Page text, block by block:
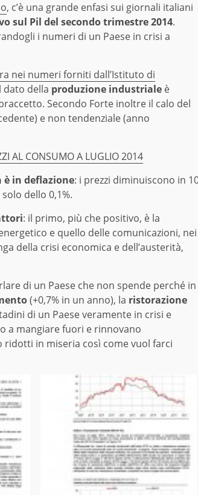
, c’è una grande enfasi sui giornali italiani
sul Pil del secondo trimestre 2014.
i numeri di un Paese in crisi a
nei numeri forniti dall’Istituto di
dato della produzione industriale è
Secondo Forte inoltre il calo del
e non tendenziale (anno
AL CONSUMO A LUGLIO 2014
è in deflazione: i prezzi diminuiscono in
dello 0,1%.
: il primo, più che positivo, è la
e quello delle comunicazioni, nei
della crisi economica e dell’austerità,
di un Paese che non spende perché in
(+0,7% in un anno), la ristorazione
di un Paese veramente in crisi e
a mangiare fuori e rinnovano
ridotti in miseria così come vuol farci